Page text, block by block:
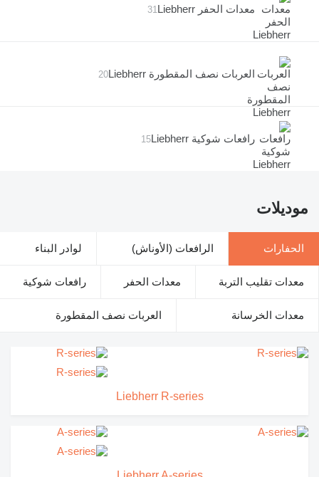
معدات الحفر Liebherr 31
العربات نصف المقطورة Liebherr 20
رافعات شوكية Liebherr 15
موديلات
الحفارات الرافعات (الأوناش) لوادر البناء
معدات تقليب التربة معدات الحفر رافعات شوكية
معدات الخرسانة العربات نصف المقطورة
Liebherr R-series